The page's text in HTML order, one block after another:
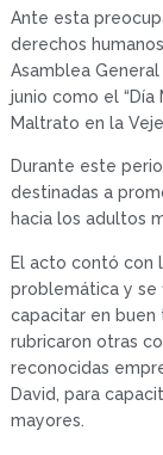
Ante esta
derechos
Asamblea
junio como el
Maltrato en la
Durante este
destinadas a
hacia los adultos
El acto contó con
problemática y se
capacitar en buen
rubricaron otras
reconocidas
David, para
mayores.